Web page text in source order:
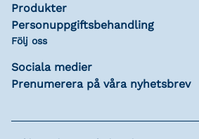
Produkter
Personuppgiftsbehandling
Följ oss
Sociala medier
Prenumerera på våra nyhetsbrev